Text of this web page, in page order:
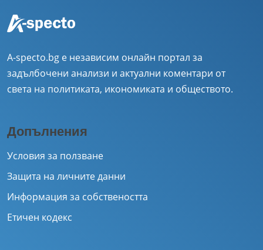
A-specto.bg е независим онлайн портал за
задълбочени анализи и актуални коментари от
света на политиката, икономиката и обществото.
Допълнения
Условия за ползване
Защита на личните данни
Информация за собствеността
Етичен кодекс